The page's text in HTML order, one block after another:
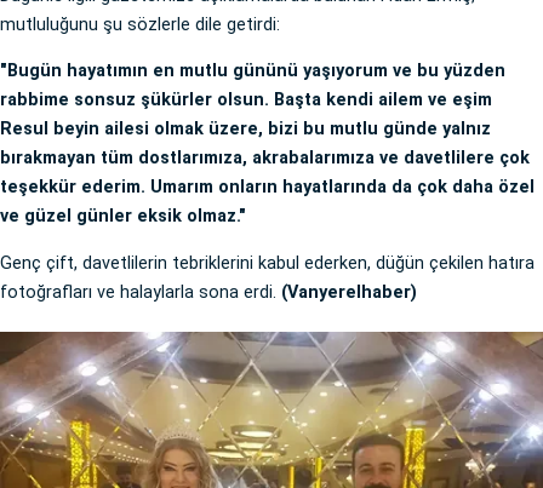
mutluluğunu şu sözlerle dile getirdi:
"Bugün hayatımın en mutlu gününü yaşıyorum ve bu yüzden
rabbime sonsuz şükürler olsun. Başta kendi ailem ve eşim
Resul beyin ailesi olmak üzere, bizi bu mutlu günde yalnız
bırakmayan tüm dostlarımıza, akrabalarımıza ve davetlilere çok
teşekkür ederim. Umarım onların hayatlarında da çok daha özel
ve güzel günler eksik olmaz."
Genç çift, davetlilerin tebriklerini kabul ederken, düğün çekilen hatıra
fotoğrafları ve halaylarla sona erdi. (Vanyerelhaber)